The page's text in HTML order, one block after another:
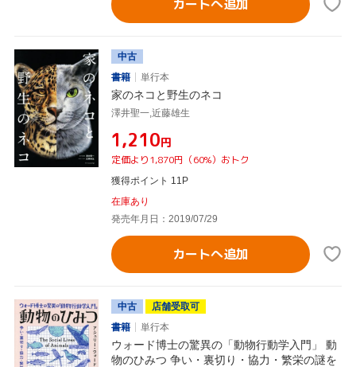
カートへ追加
中古
書籍
単行本
家のネコと野生のネコ
澤井聖一,近藤雄生
¥1,210円
定価より1,870円（60%）おトク
獲得ポイント 11P
在庫あり
発売年月日：2019/07/29
カートへ追加
中古
店舗受取可
書籍
単行本
ウォード博士の驚異の「動物行動学入門」 動
物のひみつ 争い・裏切り・協力・繁栄の謎を